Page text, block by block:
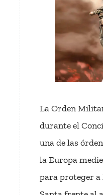
La Orden
durante el
una de las
la Europa
para proteger